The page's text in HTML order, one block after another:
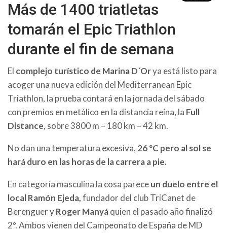
Más de 1400 triatletas
tomarán el Epic Triathlon
durante el fin de semana
El complejo turístico de Marina D´Orya está listo para
acoger una nueva edición del Mediterranean Epic
Triathlon, la prueba contará en la jornada del sábado
con premios en metálico en la distancia reina, la Full
Distance, sobre 3800 m – 180 km – 42 km.
No dan una temperatura excesiva, 26 ºC pero al sol se
hará duro en las horas de la carrera a pie.
En categoría masculina la cosa pareceun duelo entre el
local Ramón Ejeda,fundador del club TriCanet de
Berenguer yRoger Manyáquien el pasado año finalizó
2º. Ambos vienen del Campeonato de España de MD